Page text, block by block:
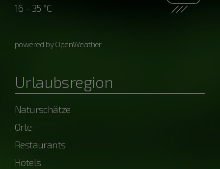
16 - 35 °C
powered by OpenWeather
Urlaubsregion
Naturschätze
Orte
Restaurants
Hotels